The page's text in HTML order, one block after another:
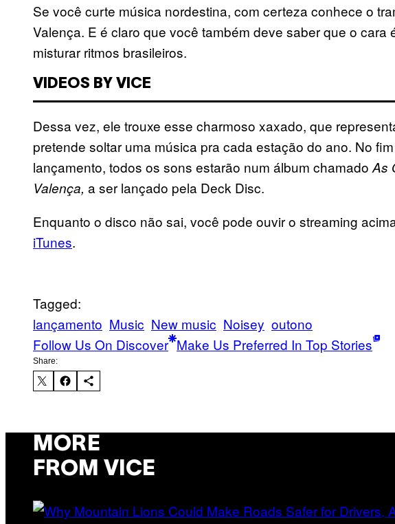
Se você curte música nordestina, com certeza conhece o
Valença. E é claro que você também deve saber que o cara
misturar ritmos brasileiros.
VIDEOS BY VICE
Dessa vez, ele trouxe esse charmoso xaxado, que
pretende soltar uma música pra cada estação do ano. No
lançamento, todos os sons estarão num álbum chamado As
Valença, a ser lançado pela Deck Disc.
Enquanto o disco não sai, você pode ouvir o streaming
iTunes.
Tagged:
lançamento Music New music Noisey outono
Follow Us On Discover Make Us Preferred In Top Stories
Share:
MORE
FROM VICE